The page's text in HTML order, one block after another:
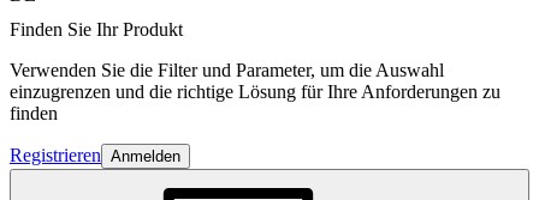
Finden Sie Ihr Produkt
Verwenden Sie die Filter und Parameter, um die Auswahl
einzugrenzen und die richtige Lösung für Ihre Anforderungen zu
finden
Registrieren Anmelden